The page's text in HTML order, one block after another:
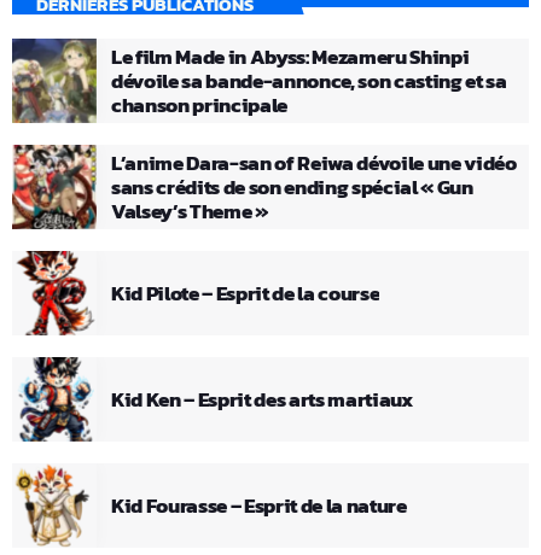
Le film Made in Abyss: Mezameru Shinpi
dévoile sa bande-annonce, son casting et sa
chanson principale
L’anime Dara-san of Reiwa dévoile une vidéo
sans crédits de son ending spécial « Gun
Valsey’s Theme »
Kid Pilote – Esprit de la course
Kid Ken – Esprit des arts martiaux
Kid Fourasse – Esprit de la nature